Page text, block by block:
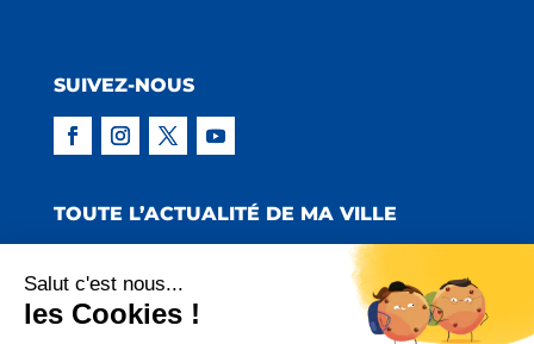
SUIVEZ-NOUS
TOUTE L’ACTUALITÉ DE MA VILLE
Salut c'est nous...
les Cookies !